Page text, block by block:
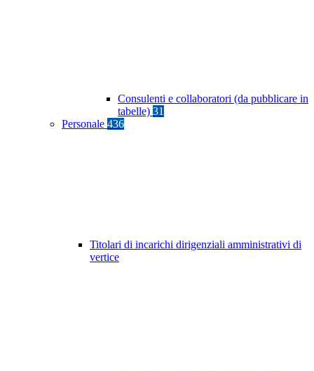
Consulenti e collaboratori (da pubblicare in
tabelle) 31
Personale 436
Titolari di incarichi dirigenziali amministrativi di
vertice